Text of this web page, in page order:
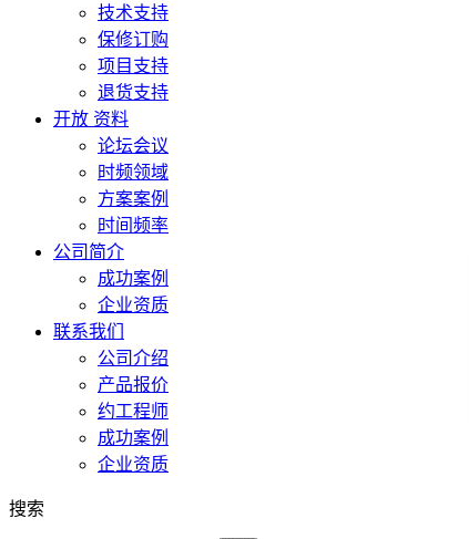
技术支持
保修订购
项目支持
退货支持
开放 资料
论坛会议
时频领域
方案案例
时间频率
公司简介
成功案例
企业资质
联系我们
公司介绍
产品报价
约工程师
成功案例
企业资质
搜索